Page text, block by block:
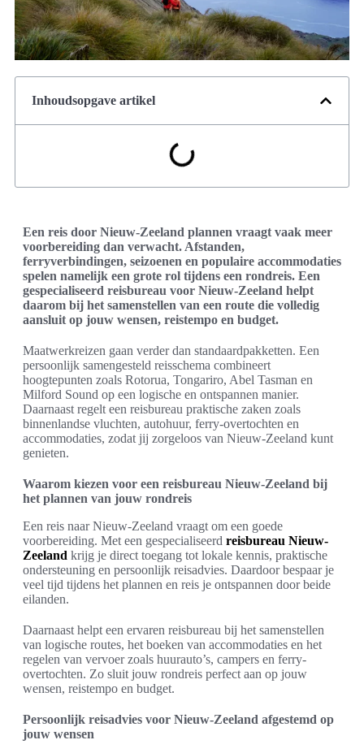
Inhoudsopgave artikel
Een reis door Nieuw-Zeeland plannen vraagt vaak meer
voorbereiding dan verwacht. Afstanden,
ferryverbindingen, seizoenen en populaire accommodaties
spelen namelijk een grote rol tijdens een rondreis. Een
gespecialiseerd reisbureau voor Nieuw-Zeeland helpt
daarom bij het samenstellen van een route die volledig
aansluit op jouw wensen, reistempo en budget.
Maatwerkreizen gaan verder dan standaardpakketten. Een
persoonlijk samengesteld reisschema combineert
hoogtepunten zoals Rotorua, Tongariro, Abel Tasman en
Milford Sound op een logische en ontspannen manier.
Daarnaast regelt een reisbureau praktische zaken zoals
binnenlandse vluchten, autohuur, ferry-overtochten en
accommodaties, zodat jij zorgeloos van Nieuw-Zeeland kunt
genieten.
Waarom kiezen voor een reisbureau Nieuw-Zeeland bij
het plannen van jouw rondreis
Een reis naar Nieuw-Zeeland vraagt om een goede
voorbereiding. Met een gespecialiseerd reisbureau Nieuw-
Zeeland krijg je direct toegang tot lokale kennis, praktische
ondersteuning en persoonlijk reisadvies. Daardoor bespaar je
veel tijd tijdens het plannen en reis je ontspannen door beide
eilanden.
Daarnaast helpt een ervaren reisbureau bij het samenstellen
van logische routes, het boeken van accommodaties en het
regelen van vervoer zoals huurauto’s, campers en ferry-
overtochten. Zo sluit jouw rondreis perfect aan op jouw
wensen, reistempo en budget.
Persoonlijk reisadvies voor Nieuw-Zeeland afgestemd op
jouw wensen